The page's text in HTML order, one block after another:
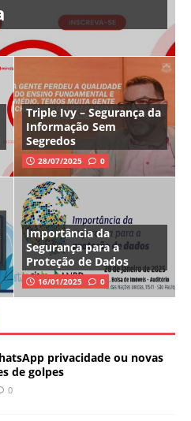
Triple Ivy – Segurança da
Informação Sem
Segredos
28/07/2025 0
Importância da
Segurança para a
Proteção de Dados
16/01/2025 0
privacidade ou novas
de golpes
0